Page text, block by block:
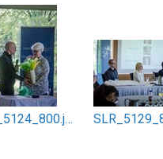
SLR_5124_800.jpg